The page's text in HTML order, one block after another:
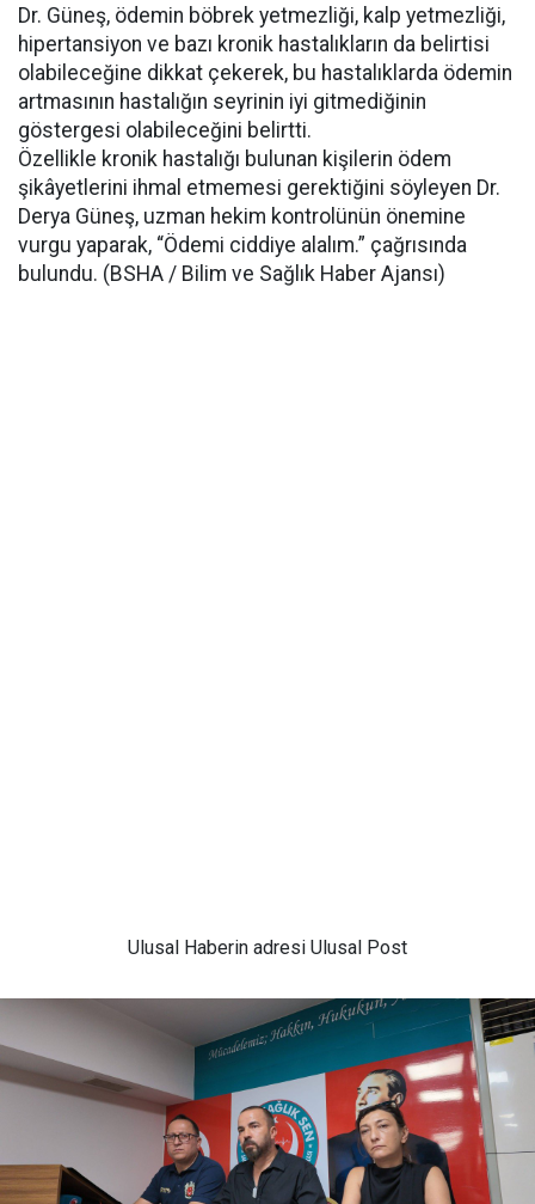
Dr. Güneş, ödemin böbrek yetmezliği, kalp yetmezliği,
hipertansiyon ve bazı kronik hastalıkların da belirtisi
olabileceğine dikkat çekerek, bu hastalıklarda ödemin
artmasının hastalığın seyrinin iyi gitmediğinin
göstergesi olabileceğini belirtti.
Özellikle kronik hastalığı bulunan kişilerin ödem
şikâyetlerini ihmal etmemesi gerektiğini söyleyen Dr.
Derya Güneş, uzman hekim kontrolünün önemine
vurgu yaparak, “Ödemi ciddiye alalım.” çağrısında
bulundu. (BSHA / Bilim ve Sağlık Haber Ajansı)
Ulusal Haberin adresi Ulusal Post